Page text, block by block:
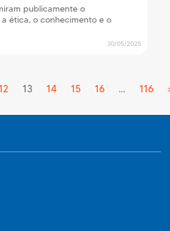
publicamente o
ética, o conhecimento e o
30/05/2025
13 14 15 16 … 116